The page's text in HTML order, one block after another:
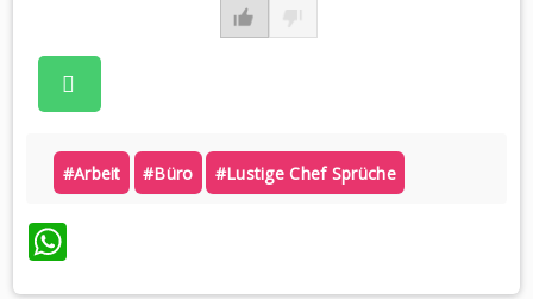
#arbeit #büro #lustige Chef Sprüche
WhatsApp